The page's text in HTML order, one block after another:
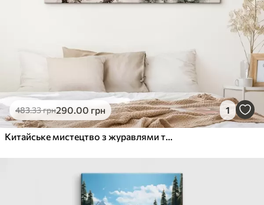
483.33грн290.00 грн 1
Китайське мистецтво з журавлями та соснами, східний стиль, природа